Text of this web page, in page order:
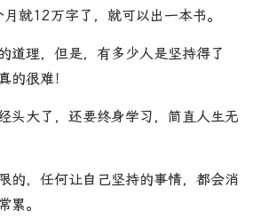
就12万字了，就可以出一本书。
道理，但是，有多少人是坚持得了
的很难！
头大了，还要终身学习，简直人生无
的，任何让自己坚持的事情，都会消
累。